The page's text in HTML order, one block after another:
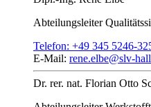
Abteilungsleiter
Telefon: +49 345 5246-
E-Mail: rene.elbe@slv-
Dr. rer. nat. Florian Otto